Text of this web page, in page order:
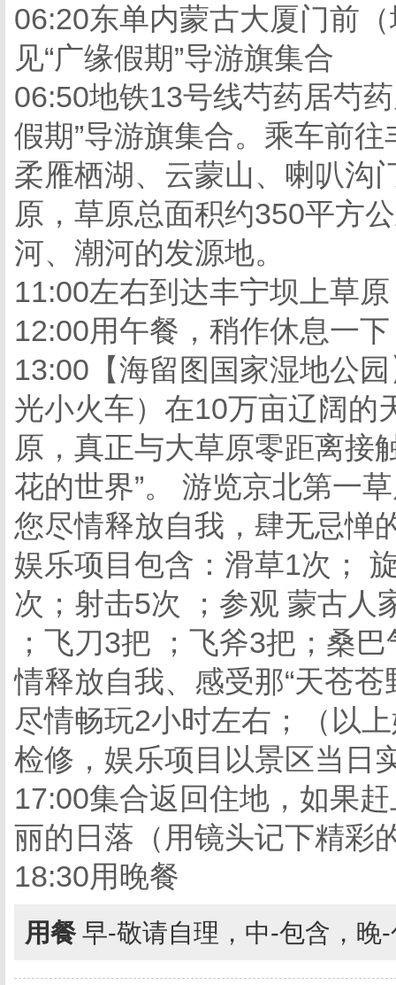
06:20东单内蒙古大厦门前
见“广缘假期”导游旗集合
06:50地铁13号线芍药居芍
假期”导游旗集合。乘车前
柔雁栖湖、云蒙山、喇叭沟
原，草原总面积约350平方
河、潮河的发源地。
11:00左右到达丰宁坝上草
12:00用午餐，稍作休息一下
13:00【海留图国家湿地公
光小火车）在10万亩辽阔的
原，真正与大草原零距离接
花的世界”。 游览京北第一
您尽情释放自我，肆无忌惮
娱乐项目包含：滑草1次；
次；射击5次 ；参观 蒙古人
；飞刀3把 ；飞斧3把；桑
情释放自我、感受那“天苍
尽情畅玩2小时左右；（以
检修，娱乐项目以景区当日
17:00集合返回住地，如果
丽的日落（用镜头记下精彩
18:30用晚餐
用餐 早-敬请自理，中-包含，晚